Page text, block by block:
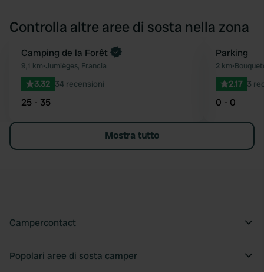
Controlla altre aree di sosta nella zona
Preferito
Prenota ora
Camping de la Forêt
9,1 km•Jumièges, Francia
3.32 34 recensioni
25 - 35
Parking
2 km•
2.17 3
0 - 0
Mostra tutto
Campercontact
Popolari aree di sosta camper